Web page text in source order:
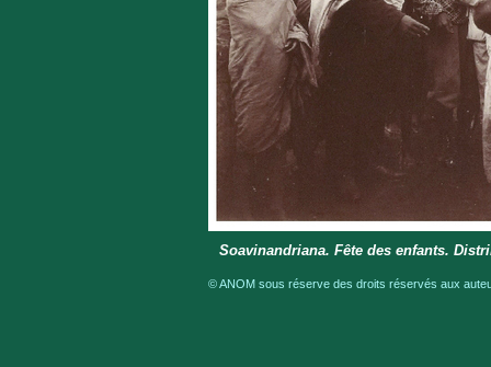
Soavinandriana. Fête des enfants.
© ANOM sous réserve des droits réservés aux